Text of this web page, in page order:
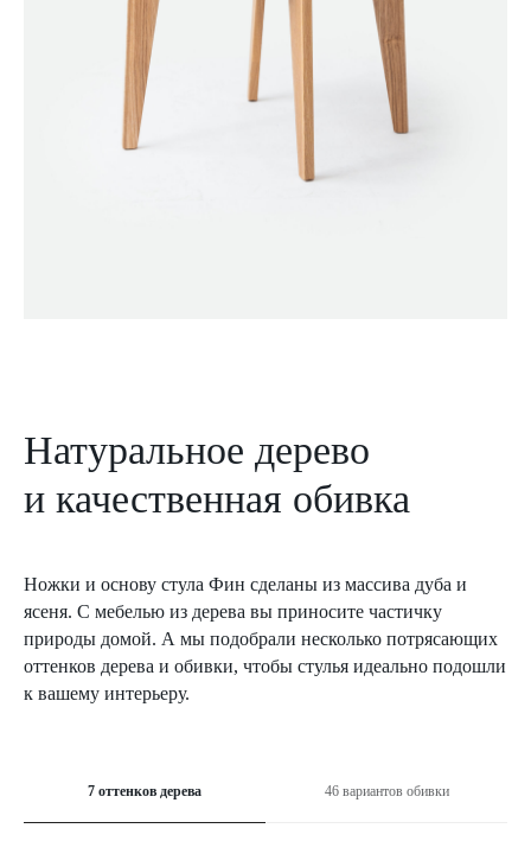
Натуральное дерево
и качественная обивка
Ножки и основу стула Фин сделаны из массива дуба и
ясеня. С мебелью из дерева вы приносите частичку
природы домой. А мы подобрали несколько потрясающих
оттенков дерева и обивки, чтобы стулья идеально подошли
к вашему интерьеру.
7 оттенков дерева 46 вариантов обивки